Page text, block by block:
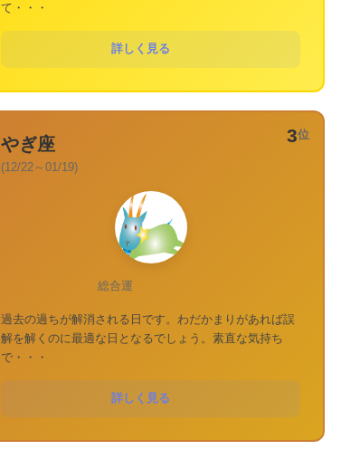
て・・・
詳しく見る
3位
やぎ座
(12/22～01/19)
総合運
過去の過ちが解消される日です。わだかまりがあれば誤
解を解くのに最適な日となるでしょう。素直な気持ち
で・・・
詳しく見る